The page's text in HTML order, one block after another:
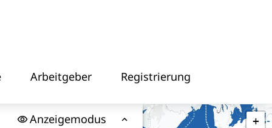
Arbeitgeber Registrierung
Anzeigemodus
+